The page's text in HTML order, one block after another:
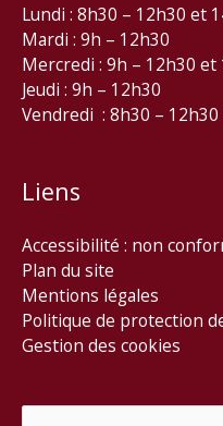
Lundi : 8h30 – 12h30 et
Mardi : 9h – 12h30
Mercredi : 9h – 12h30 et
Jeudi : 9h – 12h30
Vendredi : 8h30 –
Liens
Accessibilité : non
Plan du site
Mentions légales
Politique de protection
Gestion des cookies